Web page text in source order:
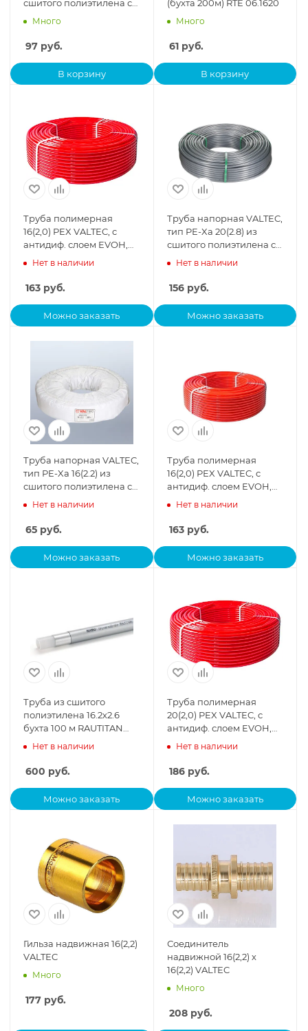
сшитого полиэтилена с
барьерным слоем EVOH,
Много
97 руб.
В корзину
(бухта 200м) RTE 06.1620
Много
61руб.
В корзину
Труба полимерная
16(2,0) PEX VALTEC, c
антидиф. слоем EVOH,
бухта 100м, цена за 1
Нет в наличии
163 руб.
Можно заказать
Труба напорная VALTEC,
тип PE-Xa 20(2.8) из
сшитого полиэтилена с
барьерным слоем EVOH,
Нет в наличии
156руб.
Можно заказать
Труба напорная VALTEC,
тип PE-Xa 16(2.2) из
сшитого полиэтилена с
барьерным слоем EVOH,
Нет в наличии
65 руб.
Можно заказать
Труба полимерная
16(2,0) PEX VALTEC, c
антидиф. слоем EVOH,
бухта 600 м, цена за 1
Нет в наличии
163руб.
Можно заказать
Труба из сшитого
полиэтилена 16.2х2.6
бухта 100 м RAUTITAN
stabil REHAU
Нет в наличии
600 руб.
Можно заказать
Труба полимерная
20(2,0) PEX VALTEC, c
антидиф. слоем EVOH,
бухта 100м, цена за 1
Нет в наличии
186руб.
Можно заказать
Гильза надвижная 16(2,2)
VALTEC
Много
177 руб.
Соединитель
надвижной 16(2,2) х
16(2,2) VALTEC
Много
208руб.